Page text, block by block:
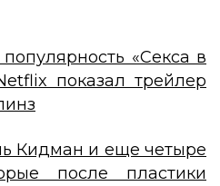
«Секса в
показал трейлер
Кидман и еще четыре
после пластики